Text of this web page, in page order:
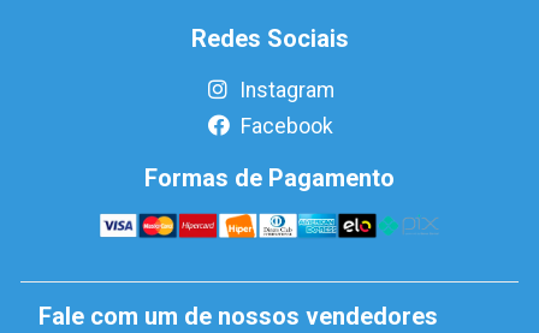
Redes Sociais
Instagram
Facebook
Formas de Pagamento
Fale com um de nossos vendedores